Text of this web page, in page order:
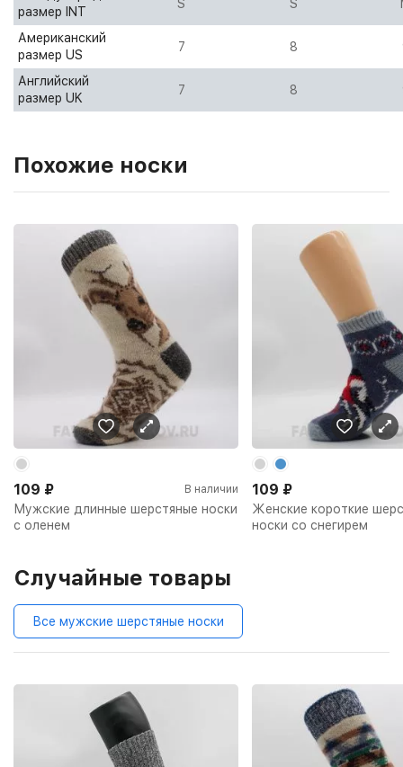
размер INT
S S
Американский
размер US
7 8
Английский
размер UK
7 8
Похожие носки
Мужские длинные шерстяные носки
с оленем
109 ₽ В наличии
Женские короткие
носки со снегирем
109 ₽
Случайные товары
Все мужские шерстяные носки